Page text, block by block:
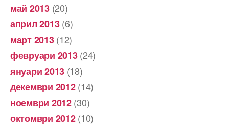
май 2013(20)
април 2013(6)
март 2013(12)
февруари 2013(24)
януари 2013 (18)
декември 2012(14)
ноември 2012(30)
октомври 2012(10)